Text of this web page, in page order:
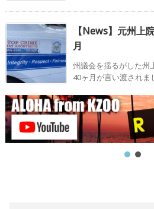
【News】元州上
月
州議会を揺るがした州
40ヶ月が言い渡されま